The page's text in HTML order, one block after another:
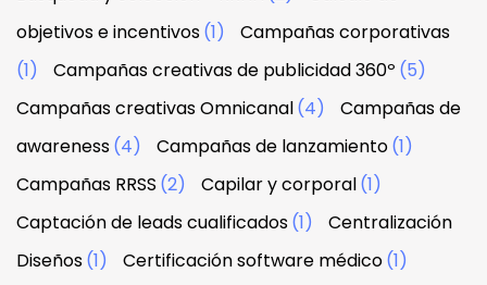
objetivos e incentivos(1)
Campañas corporativas
(1)
Campañas creativas de publicidad 360º (5)
Campañas creativas Omnicanal(4)
Campañas de
awareness(4) Campañas de lanzamiento(1)
Campañas RRSS (2) Capilar y corporal(1)
Captación de leads cualificados(1)
Centralización
Diseños(1) Certificación software médico(1)